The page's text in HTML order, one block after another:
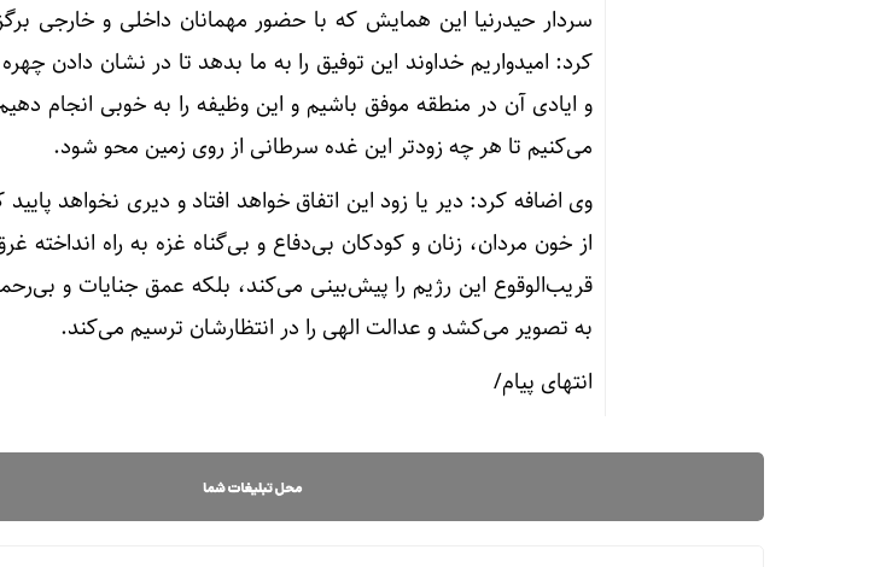
سردار حیدرنیا این همایش که با حضور مهمانان داخلی و خارجی
کرد: امیدواریم خداوند این توفیق را به ما بدهد تا در نشان دادن
و ایادی آن در منطقه موفق باشیم و این وظیفه را به خوبی انجام
می‌کنیم تا هر چه زودتر این غده سرطانی از روی زمین محو شود.
وی اضافه کرد: دیر یا زود این اتفاق خواهد افتاد و دیری نخواهد
از خون مردان، زنان و کودکان بی‌دفاع و بی‌گناه غزه به راه انداخته
قریب‌الوقوع این رژیم را پیش‌بینی می‌کند، بلکه عمق جنایات و
به تصویر می‌کشد و عدالت الهی را در انتظارشان ترسیم می‌کند.
انتهای پیام/